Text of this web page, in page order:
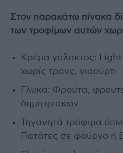
Στον παρακάτω πίνακα
των τροφίμων αυτών
Κρέμα γάλακτος:
χωρίς τρανς, γιαούρτι
Γλυκά: Φρούτα,
δημητριακών
Τηγανητά τρόφιμα
Πατάτες σε φούρνο ή